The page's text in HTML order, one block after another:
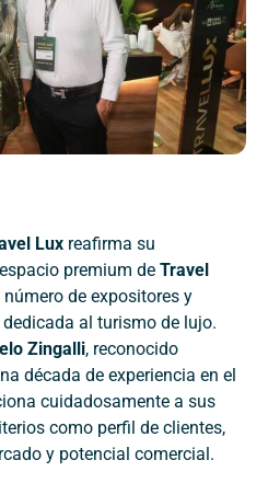
Lux reafirma su
premium de Travel
de expositores y
al turismo de lujo.
Zingalli, reconocido
década de experiencia en el
cuidadosamente a sus
como perfil de clientes,
y potencial comercial.